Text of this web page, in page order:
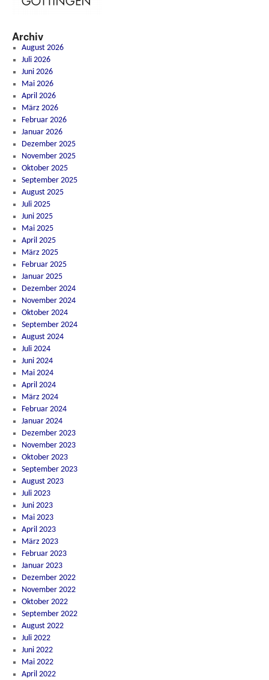
Archiv
August 2026
Juli 2026
Juni 2026
Mai 2026
April 2026
März 2026
Februar 2026
Januar 2026
Dezember 2025
November 2025
Oktober 2025
September 2025
August 2025
Juli 2025
Juni 2025
Mai 2025
April 2025
März 2025
Februar 2025
Januar 2025
Dezember 2024
November 2024
Oktober 2024
September 2024
August 2024
Juli 2024
Juni 2024
Mai 2024
April 2024
März 2024
Februar 2024
Januar 2024
Dezember 2023
November 2023
Oktober 2023
September 2023
August 2023
Juli 2023
Juni 2023
Mai 2023
April 2023
März 2023
Februar 2023
Januar 2023
Dezember 2022
November 2022
Oktober 2022
September 2022
August 2022
Juli 2022
Juni 2022
Mai 2022
April 2022